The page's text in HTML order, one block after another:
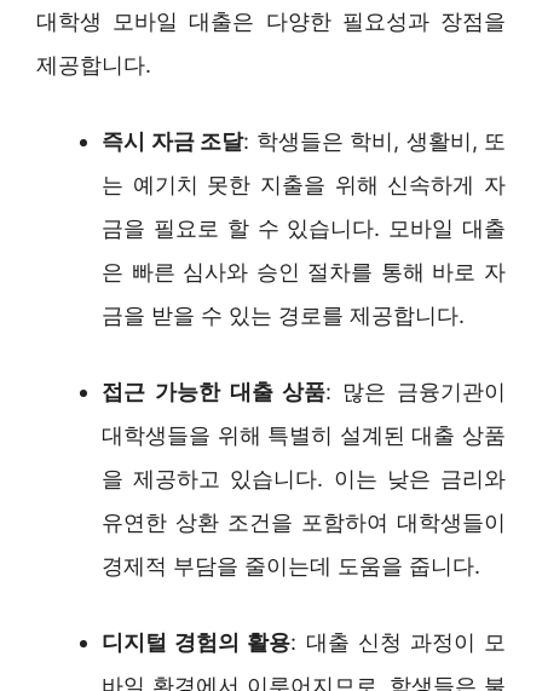
대학생 모바일 대출은 다양한 필요성과 장점을
제공합니다.
즉시 자금 조달: 학생들은 학비, 생활비, 또
는 예기치 못한 지출을 위해 신속하게 자
금을 필요로 할 수 있습니다. 모바일 대출
은 빠른 심사와 승인 절차를 통해 바로 자
금을 받을 수 있는 경로를 제공합니다.
접근 가능한 대출 상품: 많은 금융기관이
대학생들을 위해 특별히 설계된 대출 상품
을 제공하고 있습니다. 이는 낮은 금리와
유연한 상환 조건을 포함하여 대학생들이
경제적 부담을 줄이는데 도움을 줍니다.
디지털 경험의 활용: 대출 신청 과정이 모
바일 환경에서 이루어지므로, 학생들은 불